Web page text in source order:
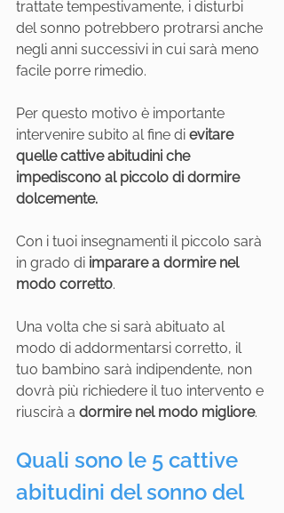
trattate tempestivamente, i disturbi
del sonno potrebbero protrarsi anche
negli anni successivi in cui sarà meno
facile porre rimedio.
Per questo motivo è importante
intervenire subito al fine di evitare
quelle cattive abitudini che
impediscono al piccolo di dormire
dolcemente.
Con i tuoi insegnamenti il piccolo sarà
in grado di imparare a dormire nel
modo corretto.
Una volta che si sarà abituato al
modo di addormentarsi corretto, il
tuo bambino sarà indipendente, non
dovrà più richiedere il tuo intervento e
riuscirà a dormire nel modo migliore.
Quali sono le 5 cattive
abitudini del sonno del